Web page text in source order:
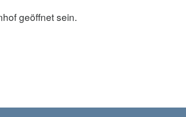
geöffnet sein.